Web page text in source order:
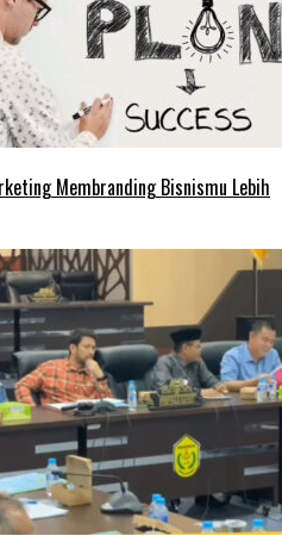
Membranding Bisnismu Lebih